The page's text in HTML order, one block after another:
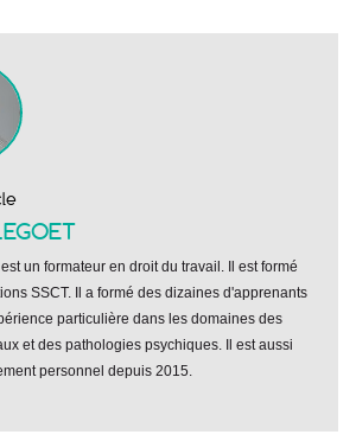
un formateur en droit du travail. Il est formé
SSCT. Il a formé des dizaines d'apprenants
particulière dans les domaines des
et des pathologies psychiques. Il est aussi
personnel depuis 2015.